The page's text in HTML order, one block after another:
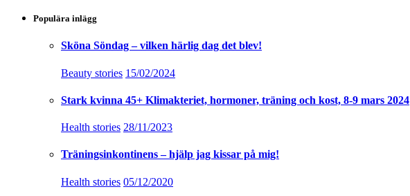
Populära inlägg
Sköna Söndag – vilken härlig dag det blev!
Beauty stories 15/02/2024
Stark kvinna 45+ Klimakteriet, hormoner, träning och kost, 8-9 mars 2024
Health stories 28/11/2023
Träningsinkontinens – hjälp jag kissar på mig!
Health stories 05/12/2020